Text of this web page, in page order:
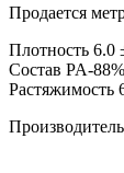
Продается
Плотность 6.0
Состав PA-
Растяжимость